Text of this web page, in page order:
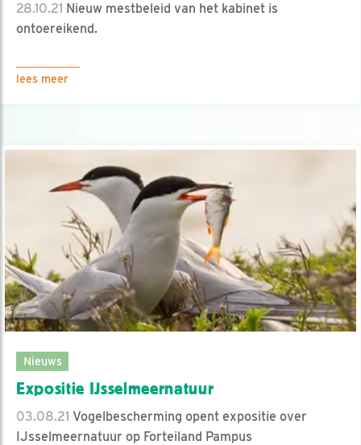
28.10.21 Nieuw mestbeleid van het kabinet is
ontoereikend.
lees meer
Nieuws
Expositie IJsselmeernatuur
03.08.21 Vogelbescherming opent expositie over
IJsselmeernatuur op Forteiland Pampus